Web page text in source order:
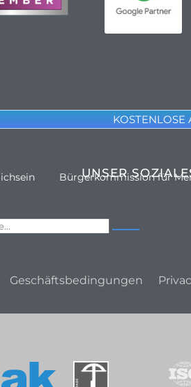
KOSTENLOSE
UNSER
Bürgerkommission für
Geschäftsbedingungen